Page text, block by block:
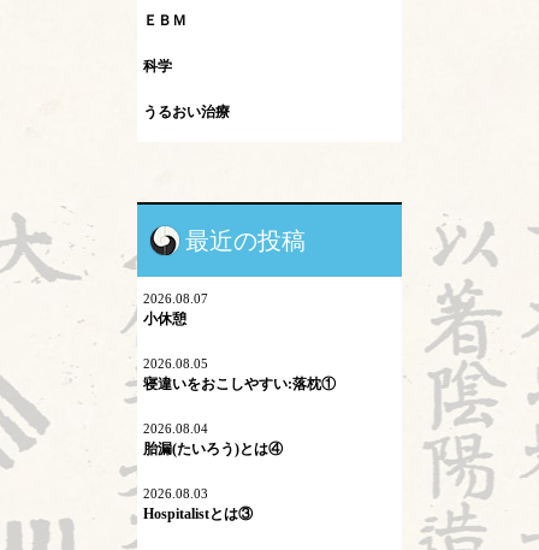
ＥＢＭ
科学
うるおい治療
カレント
シュタイナー教育
ネットワーク
マイコプラズマ肺炎
内因
不内外因
最近の投稿
2026.08.07
小休憩
2026.08.05
寝違いをおこしやすい:落枕①
2026.08.04
胎漏(たいろう)とは④
2026.08.03
Hospitalistとは③